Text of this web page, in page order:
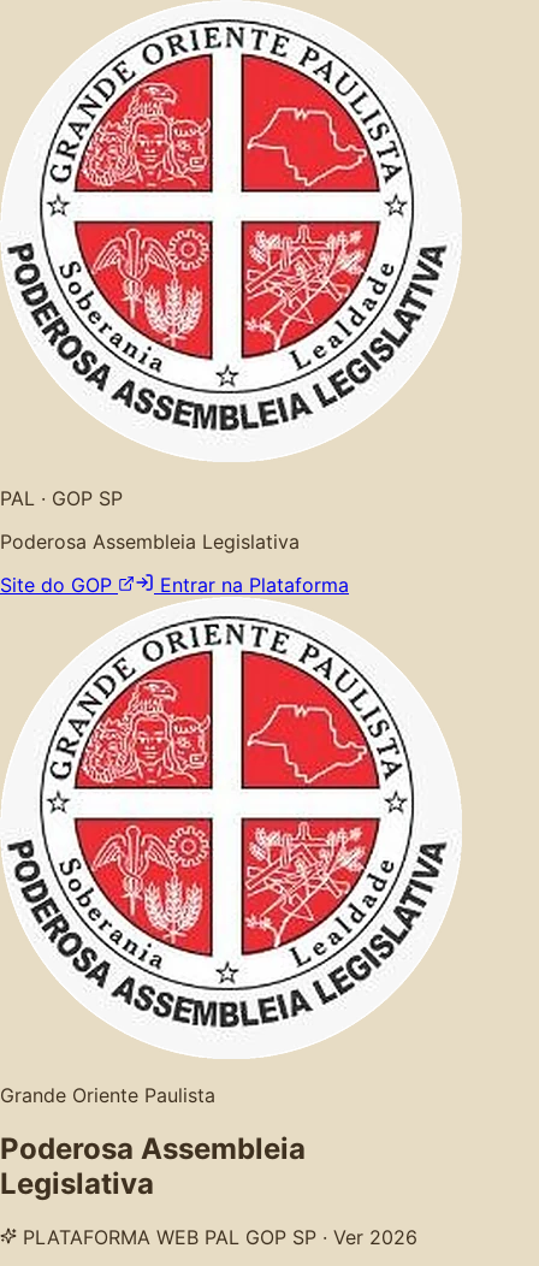
PAL · GOP SP
Poderosa Assembleia Legislativa
Site do GOP
Entrar na Plataforma
Grande Oriente Paulista
Poderosa Assembleia
Legislativa
PLATAFORMA WEB PAL GOP SP · Ver 2026